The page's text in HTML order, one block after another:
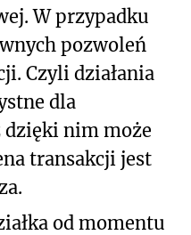
W przypadku
pozwoleń
Czyli działania
dla
dzięki nim może
transakcji jest
od momentu